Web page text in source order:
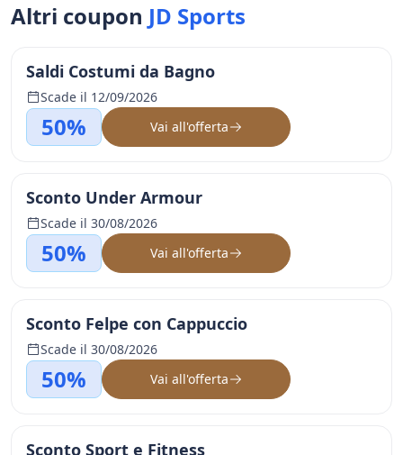
Altri coupon JD Sports
Saldi Costumi da Bagno
Scade il 12/09/2026
50% Vai all'offerta
Sconto Under Armour
Scade il 30/08/2026
50% Vai all'offerta
Sconto Felpe con Cappuccio
Scade il 30/08/2026
50% Vai all'offerta
Sconto Sport e Fitness